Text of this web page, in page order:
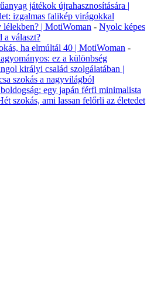
játékok újrahasznosítására |
izgalmas falikép virágokkal
lélekben? | MotiWoman - Nyolc képes
a választ?
ha elmúltál 40 | MotiWoman -
ez a különbség
királyi család szolgálatában |
szokás a nagyvilágból
egy japán férfi minimalista
szokás, ami lassan felőrli az életedet